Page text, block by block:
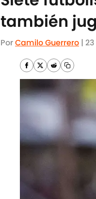
también
PorCamilo Guerrero |